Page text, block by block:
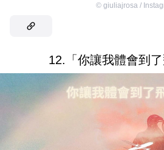
© giuliajrosa /
12.「你讓我體會到了